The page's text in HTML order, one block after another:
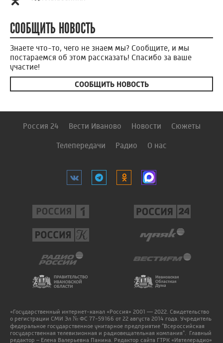
СООБЩИТЬ НОВОСТЬ
Знаете что-то, чего не знаем мы? Сообщите, и мы
постараемся об этом рассказать! Спасибо за ваше
участие!
СООБЩИТЬ НОВОСТЬ
Россия 24 Вести Иваново Новости Сюжеты
Телепередачи Радио О нас
«Государственный интернет-канал «Россия» 2001 — 2022. Свидетельство
о регистрации СМИ Эл № ФС 77-59166 от 22 августа 2014 года. Учредитель
федеральное государственное унитарное предприятие "Всероссийская
государственная телевизионная и радиовещательная компания". Главный
редактор – Елена Валерьевна Панина. Редактор сайта ГТРК «Ивтелерадио»